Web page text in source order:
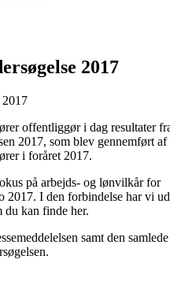
2017
2017
offentliggør i dag resultater
2017, som blev gennemført
i foråret 2017.
på arbejds- og lønvilkår for
2017. I den forbindelse har vi
du kan finde her.
samt den